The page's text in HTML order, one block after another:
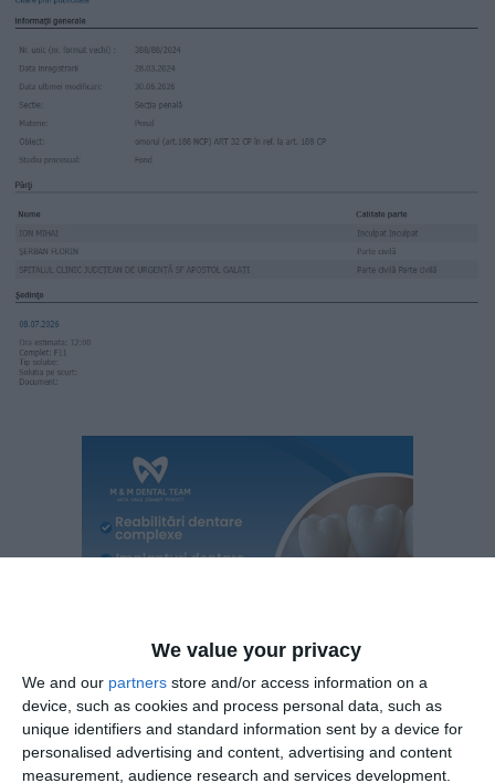
We value your privacy
We and our partners store and/or access information on a
device, such as cookies and process personal data, such as
unique identifiers and standard information sent by a device for
personalised advertising and content, advertising and content
measurement, audience research and services development.